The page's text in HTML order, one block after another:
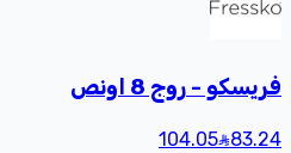
فريسكو - روج 8 اونص
83.24
104.05